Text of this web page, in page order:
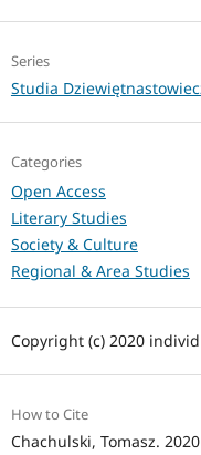
Series
Studia
Categories
Open Access
Literary Studies
Society & Culture
Regional & Area Studies
Copyright (c) 2020
How to Cite
Chachulski, Tomasz.